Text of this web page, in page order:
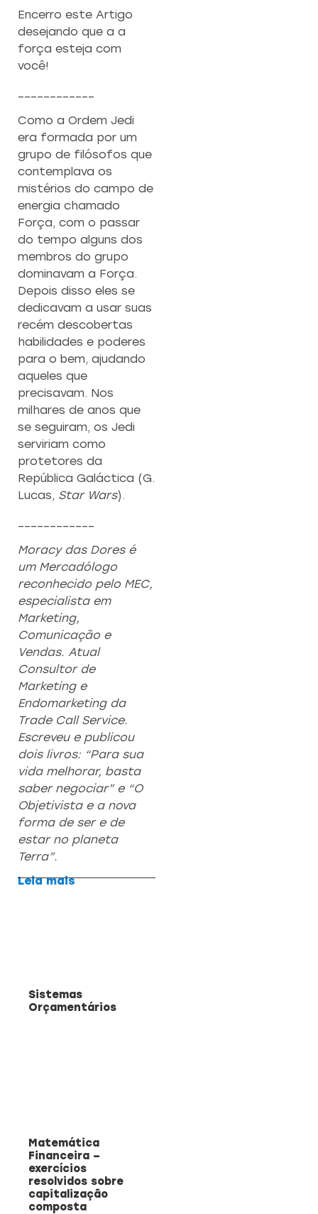
Encerro este Artigo
desejando que a a
força esteja com
você!
Como a Ordem Jedi
era formada por um
grupo de filósofos que
contemplava os
mistérios do campo de
energia chamado
Força, com o passar
do tempo alguns dos
membros do grupo
dominavam a Força.
Depois disso eles se
dedicavam a usar suas
recém descobertas
habilidades e poderes
para o bem, ajudando
aqueles que
precisavam. Nos
milhares de anos que
se seguiram, os Jedi
serviriam como
protetores da
República Galáctica (G.
Lucas, Star Wars).
Moracy das Dores é
um Mercadólogo
reconhecido pelo MEC,
especialista em
Marketing,
Comunicação e
Vendas. Atual
Consultor de
Marketing e
Endomarketing da
Trade Call Service.
Escreveu e publicou
dois livros: “Para sua
vida melhorar, basta
saber negociar” e “O
Objetivista e a nova
forma de ser e de
estar no planeta
Terra”.
Leia mais
Sistemas
Orçamentários
Matemática
Financeira –
exercícios
resolvidos sobre
capitalização
composta